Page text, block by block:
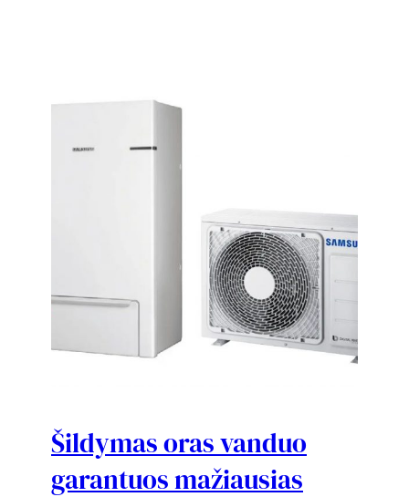
Šildymas oras vanduo
garantuos mažiausias